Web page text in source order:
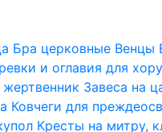
Бра церковные Венцы
и оглавия для
Завеса на
Ковчеги для
Кресты на митру,